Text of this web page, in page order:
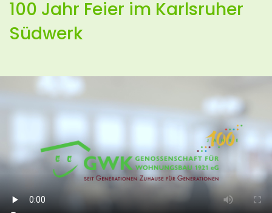
100 Jahr Feier im Karlsruher
Südwerk